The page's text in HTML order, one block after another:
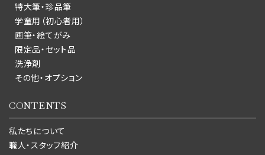
特大筆・珍品筆
学童用（初心者用）
画筆・絵てがみ
限定品・セット品
洗浄剤
その他・オプション
CONTENTS
私たちについて
職人・スタッフ紹介